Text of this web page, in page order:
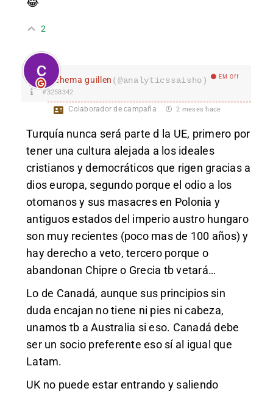
2
chema guillen (@analyticssaisho) EM Off
#3258342
Colaborador de campaña 2 meses hace
Turquía nunca será parte d la UE, primero por
tener una cultura alejada a los ideales
cristianos y democráticos que rigen gracias a
dios europa, segundo porque el odio a los
otomanos y sus masacres en Polonia y
antiguos estados del imperio austro hungaro
son muy recientes (poco mas de 100 años) y
hay derecho a veto, tercero porque o
abandonan Chipre o Grecia tb vetará…
Lo de Canadá, aunque sus principios sin
duda encajan no tiene ni pies ni cabeza,
unamos tb a Australia si eso. Canadá debe
ser un socio preferente eso sí al igual que
Latam.
UK no puede estar entrando y saliendo